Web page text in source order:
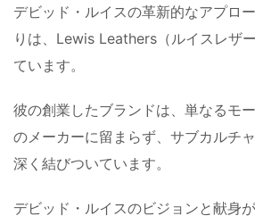
デビッド・ルイスの革新的なアプロ
りは、Lewis Leathers（ルイスレザ
ています。
彼の創業したブランドは、単なるモ
のメーカーに留まらず、サブカルチ
深く結びついています。
デビッド・ルイスのビジョンと献身